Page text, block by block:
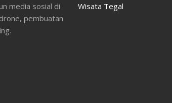
media sosial di
pembuatan
Wisata Tegal